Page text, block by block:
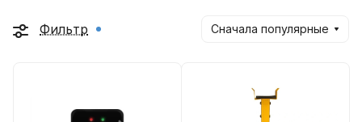
Фильтр Сначала популярные